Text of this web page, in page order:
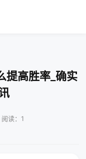
提高胜率_确实
读：1